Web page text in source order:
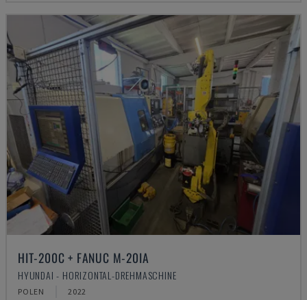
HIT-200C + FANUC M-20IA
HYUNDAI - HORIZONTAL-DREHMASCHINE
POLEN 2022